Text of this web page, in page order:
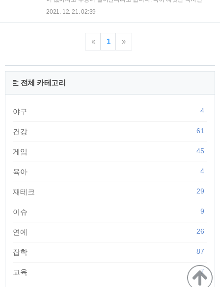
은 식감이 부드럽고 향이 그윽하여 죽이나 강정 등의 음식에 사
불면증과 불안증상을 치료하는데 효과가 있습니다. 특히 장기
간 복용을 해도 큰 부작용이 없어 만성적인 불면증이 있는 사람
경쇠약이 생겼을 경우에 백자인을 주약으로 하고 산조인, 복령,
오미자, 맥문 등과 함께 장기간 복용하면 몸과 마음이 튼튼해지
는데 도움을 준다고 합니다. - 노안 백자인은 자양제로 아주 좋
2021. 12. 21. 02:39
« 1 »
전체 카테고리
야구 4
건강 61
게임 45
육아 4
재테크 29
이슈 9
연예 26
잡학 87
교육 7